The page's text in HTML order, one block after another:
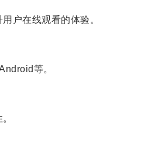
户在线观看的体验。
等。